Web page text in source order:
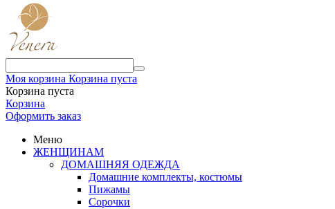
Моя корзина Корзина пуста
Корзина пуста
Корзина
Оформить заказ
Меню
ЖЕНЩИНАМ
ДОМАШНЯЯ ОДЕЖДА
Домашние комплекты, костюмы
Пижамы
Сорочки